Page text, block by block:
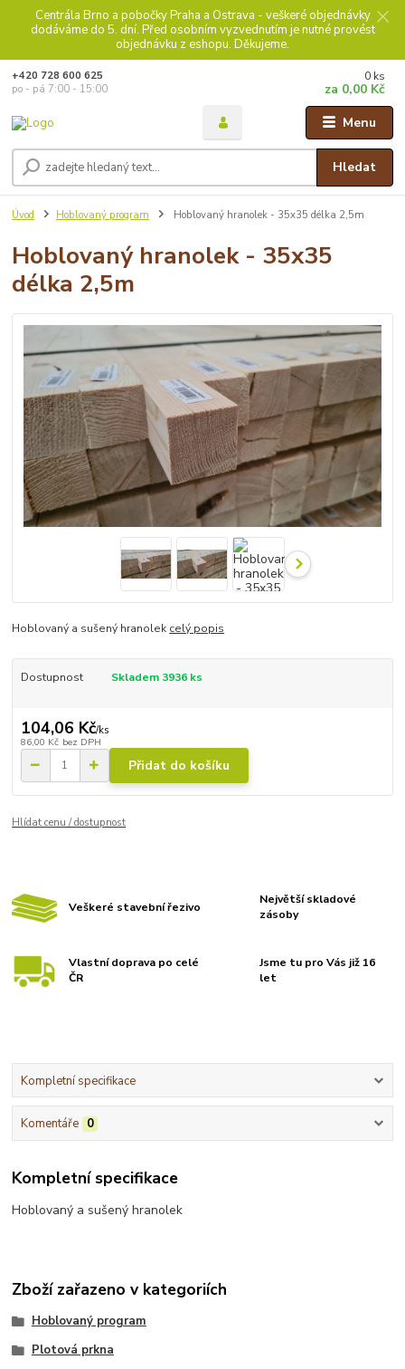
Centrála Brno a pobočky Praha a Ostrava - veškeré objednávky
dodáváme do 5. dní. Před osobním vyzvednutím je nutné provést
objednávku z eshopu. Děkujeme.
Menu
Hledat
+420 728 600 625
po - pá 7:00 - 15:00
0 ks
za 0,00 Kč
Úvod Hoblovaný program Hoblovaný hranolek - 35x35 délka 2,5m
Hoblovaný hranolek - 35x35
délka 2,5m
Hoblovaný a sušený hranolek celý popis
Dostupnost Skladem 3936 ks
104,06 Kč/ks
86,00 Kč bez DPH
Přidat do košíku
Hlídat cenu / dostupnost
Veškeré stavební řezivo
Největší skladové
zásoby
Vlastní doprava po celé
ČR
Jsme tu pro Vás již 16
let
Kompletní specifikace
Komentáře 0
Kompletní specifikace
Hoblovaný a sušený hranolek
Zboží zařazeno v kategoriích
Hoblovaný program
Plotová prkna